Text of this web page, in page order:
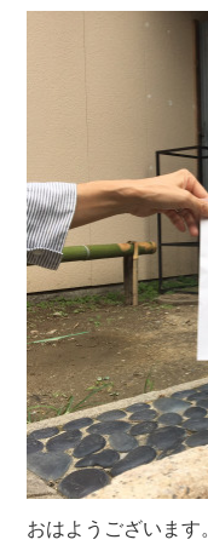
おはようございます。